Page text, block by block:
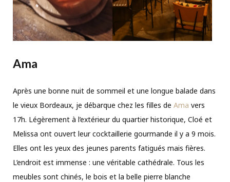
Ama
Après une bonne nuit de sommeil et une longue balade dans
le vieux Bordeaux, je débarque chez les filles de Ama vers
17h. Légèrement à l’extérieur du quartier historique, Cloé et
Melissa ont ouvert leur cocktaillerie gourmande il y a 9 mois.
Elles ont les yeux des jeunes parents fatigués mais fières.
L’endroit est immense : une véritable cathédrale. Tous les
meubles sont chinés, le bois et la belle pierre blanche